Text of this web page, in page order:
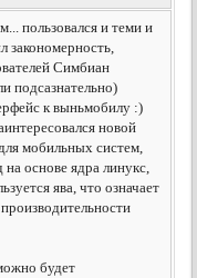
пользовался и теми и
закономерность,
Симбиан
подсазнательно)
к выньмобилу :)
новой
мобильных систем,
основе ядра линукс,
ява, что означает
будет